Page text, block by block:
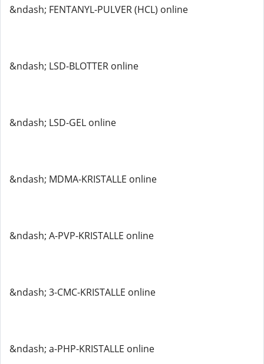
&ndash; FENTANYL-PULVER (HCL) online
&ndash; LSD-BLOTTER online
&ndash; LSD-GEL online
&ndash; MDMA-KRISTALLE online
&ndash; A-PVP-KRISTALLE online
&ndash; 3-CMC-KRISTALLE online
&ndash; a-PHP-KRISTALLE online